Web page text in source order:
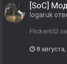
[SoC]
logaruk
Flicker652
8